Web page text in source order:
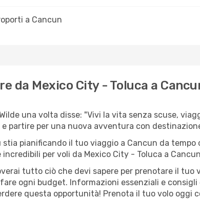
a Cancun
da Mexico City - Toluca a
una volta disse: "Vivi la vita senza scuse,
e partire per una nuova avventura con
stia pianificando il tuo viaggio a Cancun da tempo
incredibili per voli da Mexico City - Toluca a
tutto ciò che devi sapere per prenotare il tuo
ogni budget. Informazioni essenziali e
questa opportunità! Prenota il tuo volo oggi